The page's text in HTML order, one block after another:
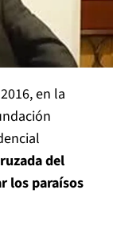
en la
del
los paraísos